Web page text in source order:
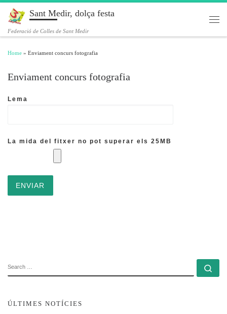
Skip to content
Sant Medir, dolça festa
Federació de Colles de Sant Medir
Home » Enviament concurs fotografia
Enviament concurs fotografia
Lema
La mida del fitxer no pot superar els 25MB
ÚLTIMES NOTÍCIES